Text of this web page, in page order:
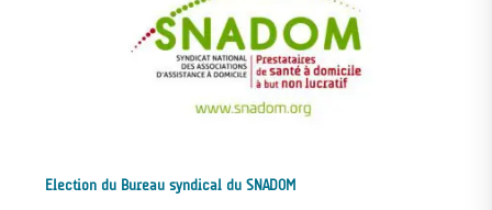
Election du Bureau syndical du SNADOM